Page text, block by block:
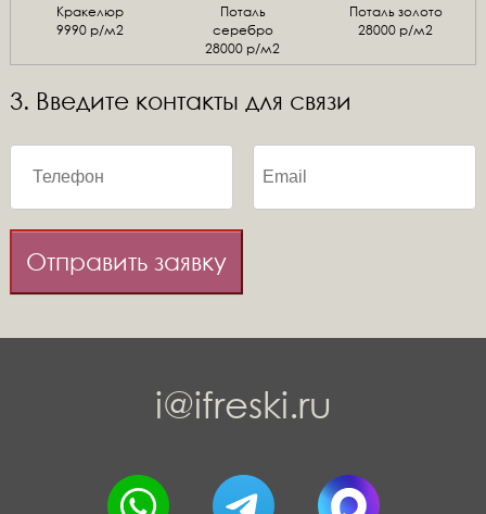
Кракелюр
9990 р/м2
Поталь
серебро
28000 р/м2
Поталь золото
28000 р/м2
3. Введите контакты для связи
Отправить заявку
i@ifreski.ru